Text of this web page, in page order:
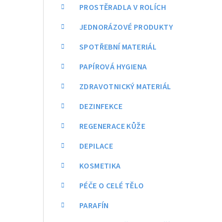
PROSTĚRADLA V ROLÍCH
JEDNORÁZOVÉ PRODUKTY
SPOTŘEBNÍ MATERIÁL
PAPÍROVÁ HYGIENA
ZDRAVOTNICKÝ MATERIÁL
DEZINFEKCE
REGENERACE KŮŽE
DEPILACE
KOSMETIKA
PÉČE O CELÉ TĚLO
PARAFÍN